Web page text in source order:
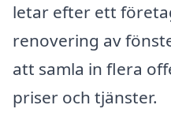
letar efter ett
renovering av
att samla in flera
priser och tjänster.